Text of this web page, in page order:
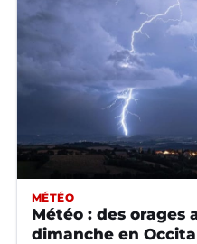
MÉTÉO
Météo : des orages
dimanche en